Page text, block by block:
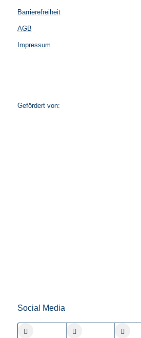
Barrierefreiheit
AGB
Impressum
Gefördert von:
Social Media